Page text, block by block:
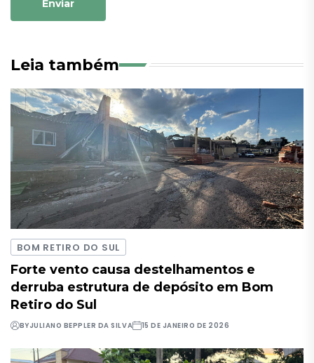
Enviar
Leia também
BOM RETIRO DO SUL
Forte vento causa destelhamentos e
derruba estrutura de depósito em Bom
Retiro do Sul
BYJULIANO BEPPLER DA SILVA 15 DE JANEIRO DE 2026